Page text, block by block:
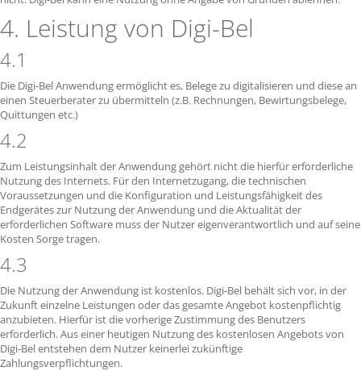
4. Leistung von Digi-Bel
4.1
Die Digi-Bel Anwendung ermöglicht es, Belege zu digitalisieren und diese an
einen Steuerberater zu übermitteln (z.B. Rechnungen, Bewirtungsbelege,
Quittungen etc.)
4.2
Zum Leistungsinhalt der Anwendung gehört nicht die hierfür erforderliche
Nutzung des Internets. Für den Internetzugang, die technischen
Voraussetzungen und die Konfiguration und Leistungsfähigkeit des
Endgerätes zur Nutzung der Anwendung und die Aktualität der
erforderlichen Software muss der Nutzer eigenverantwortlich und auf seine
Kosten Sorge tragen.
4.3
Die Nutzung der Anwendung ist kostenlos. Digi-Bel behält sich vor, in der
Zukunft einzelne Leistungen oder das gesamte Angebot kostenpflichtig
anzubieten. Hierfür ist die vorherige Zustimmung des Benutzers
erforderlich. Aus einer heutigen Nutzung des kostenlosen Angebots von
Digi-Bel entstehen dem Nutzer keinerlei zukünftige
Zahlungsverpflichtungen.